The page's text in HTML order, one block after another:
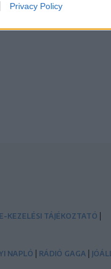
Privacy Policy
KEZELÉSI TÁJÉKOZTATÓ
NAPLÓ RÁDIÓ GAGA